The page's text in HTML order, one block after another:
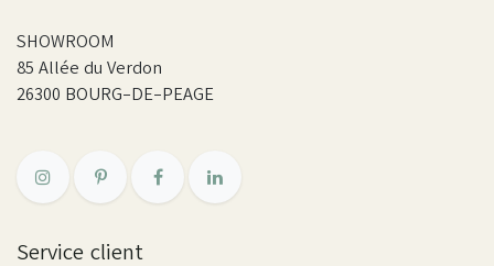
SHOWROOM
85 Allée du Verdon
26300 BOURG-DE-PEAGE
Service client